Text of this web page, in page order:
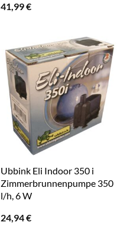
41,99€
Ubbink Eli Indoor 350 i
Zimmerbrunnenpumpe 350
l/h, 6 W
24,94€